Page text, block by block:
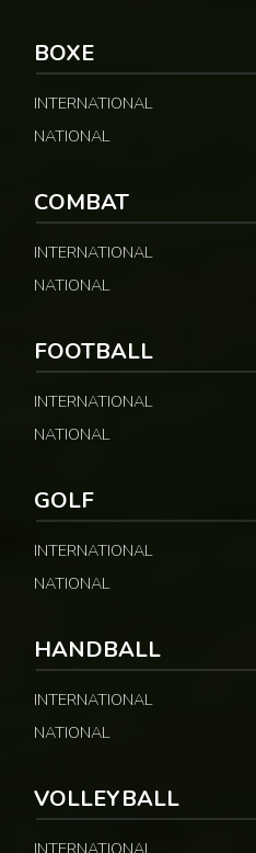
BOXE
INTERNATIONAL
NATIONAL
COMBAT
INTERNATIONAL
NATIONAL
FOOTBALL
INTERNATIONAL
NATIONAL
GOLF
INTERNATIONAL
NATIONAL
HANDBALL
INTERNATIONAL
NATIONAL
VOLLEYBALL